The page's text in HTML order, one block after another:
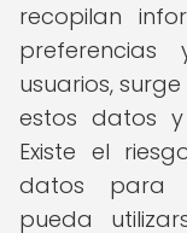
recopilan
usuarios,
estos datos
Existe el
datos para
pueda